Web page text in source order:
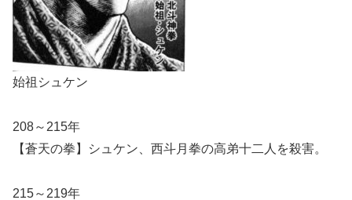
始祖シュケン
208～215年
【蒼天の拳】シュケン、西斗月拳の高弟十二人を殺害。
215～219年